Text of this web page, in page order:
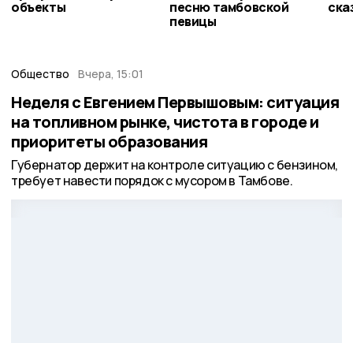
объекты
песню тамбовской
певицы
Общество Вчера, 15:01
Неделя с Евгением Первышовым: ситуация
на топливном рынке, чистота в городе и
приоритеты образования
Губернатор держит на контроле ситуацию с бензином,
требует навести порядок с мусором в Тамбове.